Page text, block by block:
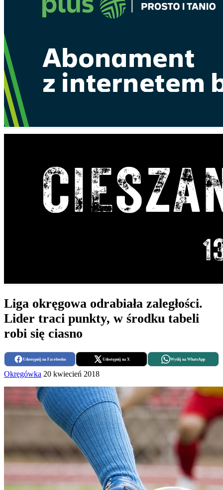
Liga okręgowa odrabiała zaległości.
Lider traci punkty, w środku tabeli
robi się ciasno
Udostępnij na Facebooku Udostępnij na X Wyślij na WhatsApp
Okręgówka 20 kwiecień 2018